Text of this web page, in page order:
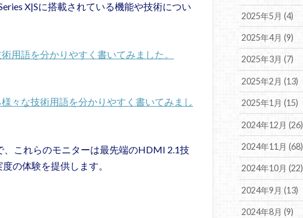
X|Sに搭載されている機能や技術につい
用語を分かりやすく書いてみました。
々な技術用語を分かりやすく書いてみまし
これらのモニターは最先端のHDMI 2.1技
の体験を提供します。
2025年5月 (4)
2025年4月 (9)
2025年3月 (7)
2025年2月 (13)
2025年1月 (15)
2024年12月 (26)
2024年11月 (68)
2024年10月 (22)
2024年9月 (13)
2024年8月 (9)